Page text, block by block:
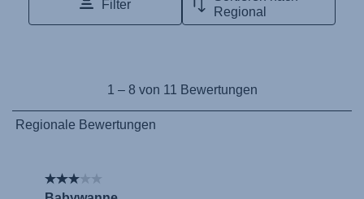
Bruksanvisning (Svenska)